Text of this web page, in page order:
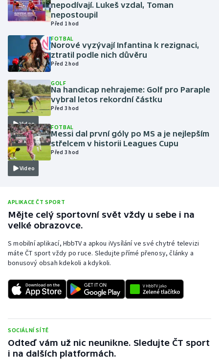
Krasobruslení
Lyže a snowboard
Motorsport
Olympijské hry
Parasport
Plavání
Ragby
Rychlobruslení
Rychlostní kanoistika
Short track
Stolní tenis
Triatlon
nepodívají. Lukeš vzdal, Toman
nepostoupil
Před 1 hod
FOTBAL
Norové vyzývají Infantina k rezignaci,
ztratil podle nich důvěru
Před 2 hod
Video
GOLF
Na handicap nehrajeme: Golf pro Paraple
vybral letos rekordní částku
Před 3 hod
Video
FOTBAL
Messi dal první góly po MS a je nejlepším
střelcem v historii Leagues Cupu
Před 3 hod
APLIKACE ČT SPORT
Mějte celý sportovní svět vždy u sebe i na
velké obrazovce.
S mobilní aplikací, HbbTV a apkou iVysílání ve své chytré televizi
máte ČT sport vždy po ruce. Sledujte přímé přenosy, články a
bonusový obsah kdekoli a kdykoli.
SOCIÁLNÍ SÍTĚ
Odteď vám už nic neunikne. Sledujte ČT sport
i na dalších platformách.